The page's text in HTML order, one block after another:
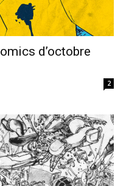
d’octobre
2